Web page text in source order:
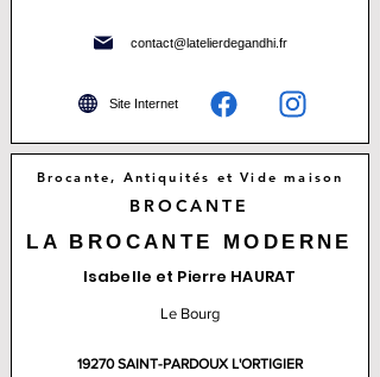
contact@latelierdegandhi.fr
Site Internet
Brocante, Antiquités et Vide maison
BROCANTE
LA BROCANTE MODERNE
Isabelle et Pierre HAURAT
Le Bourg
19270 SAINT-PARDOUX L'ORTIGIER